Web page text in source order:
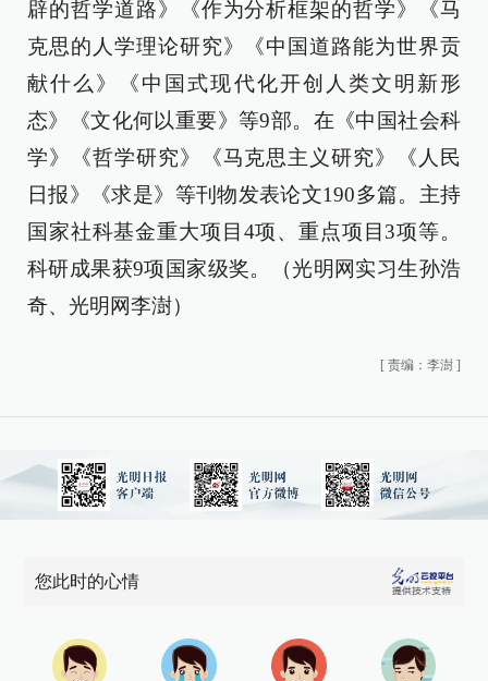
辟的哲学道路》《作为分析框架的哲学》《马
克思的人学理论研究》《中国道路能为世界贡
献什么》《中国式现代化开创人类文明新形
态》《文化何以重要》等9部。在《中国社会科
学》《哲学研究》《马克思主义研究》《人民
日报》《求是》等刊物发表论文190多篇。主持
国家社科基金重大项目4项、重点项目3项等。
科研成果获9项国家级奖。（光明网实习生孙浩
奇、光明网李澍）
[ 责编：李澍 ]
您此时的心情